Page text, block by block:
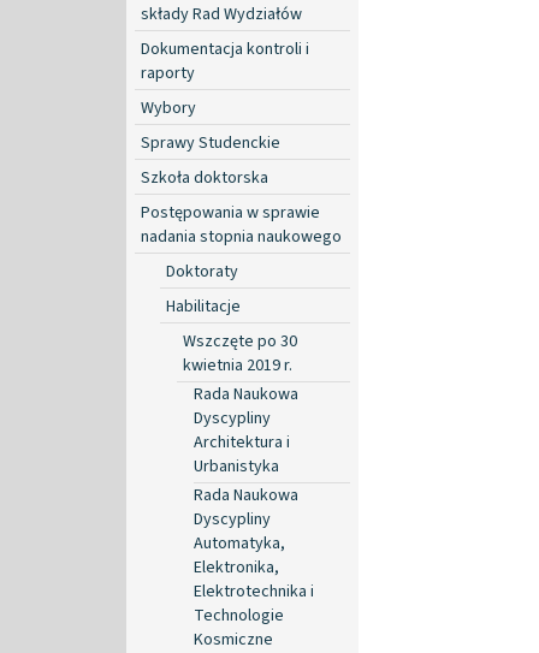
składy Rad Wydziałów
Dokumentacja kontroli i
raporty
Wybory
Sprawy Studenckie
Szkoła doktorska
Postępowania w sprawie
nadania stopnia naukowego
Doktoraty
Habilitacje
Wszczęte po 30
kwietnia 2019 r.
Rada Naukowa
Dyscypliny
Architektura i
Urbanistyka
Rada Naukowa
Dyscypliny
Automatyka,
Elektronika,
Elektrotechnika i
Technologie
Kosmiczne